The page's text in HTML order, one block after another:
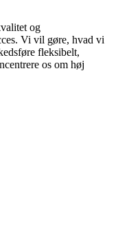
og
Vi vil gøre, hvad vi
fleksibelt,
os om høj